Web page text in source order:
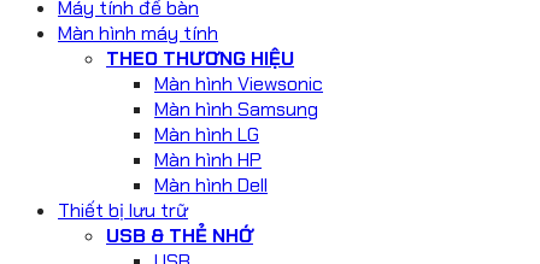
Máy tính để bàn
Màn hình máy tính
THEO THƯƠNG HIỆU
Màn hình Viewsonic
Màn hình Samsung
Màn hình LG
Màn hình HP
Màn hình Dell
Thiết bị lưu trữ
USB & THẺ NHỚ